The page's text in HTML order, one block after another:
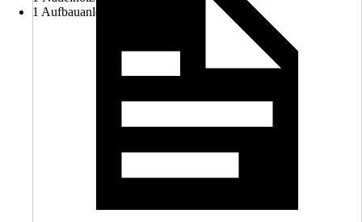
1 Aufbauanleitung